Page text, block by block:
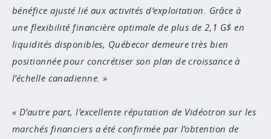
bénéfice ajusté lié aux activités d’exploitation. Grâce à
une flexibilité financière optimale de plus de 2,1 G$ en
liquidités disponibles, Québecor demeure très bien
positionnée pour concrétiser son plan de croissance à
l’échelle canadienne.
D’autre part, l’excellente réputation de Vidéotron sur les
marchés financiers a été confirmée par l’obtention de